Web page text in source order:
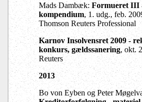
Mads Dambæk:Formueret III
kompendium, 1. udg., feb.
Thomson Reuters Professional
Karnov Insolvensret 2009 -
konkurs, gældssanering, okt.
Reuters
2013
Bo von Eyben og Peter